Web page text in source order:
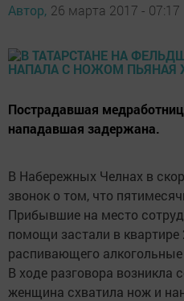
Автор, 26 марта 2017 - 07:17
Пострадавшая
нападавшая задержана.
В Набережных Челнах в
звонок о том, что
Прибывшие на место
помощи застали в квартире
распивающего алкогольные
В ходе разговора возникла
женщина схватила нож и